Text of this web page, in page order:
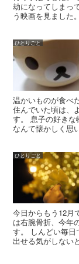
劫になってしまっ
う映画を見ました
ひとりごと
温かいものが食べ
住んでいた頃は、
す。 息子の好きな
なんて懐かしく思
ひとりごと
今日からもう12月
は右腕骨折、今年
す。 しんどい毎
出せる気がしない